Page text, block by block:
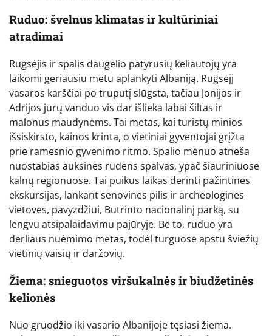
Ruduo: švelnus klimatas ir kultūriniai
atradimai
Rugsėjis ir spalis daugelio patyrusių keliautojų yra
laikomi geriausiu metu aplankyti Albaniją. Rugsėjį
vasaros karščiai po truputį slūgsta, tačiau Jonijos ir
Adrijos jūrų vanduo vis dar išlieka labai šiltas ir
malonus maudynėms. Tai metas, kai turistų minios
išsiskirsto, kainos krinta, o vietiniai gyventojai grįžta
prie ramesnio gyvenimo ritmo. Spalio mėnuo atneša
nuostabias auksines rudens spalvas, ypač šiauriniuose
kalnų regionuose. Tai puikus laikas derinti pažintines
ekskursijas, lankant senovines pilis ir archeologines
vietoves, pavyzdžiui, Butrinto nacionalinį parką, su
lengvu atsipalaidavimu pajūryje. Be to, ruduo yra
derliaus nuėmimo metas, todėl turguose apstu šviežių
vietinių vaisių ir daržovių.
Žiema: snieguotos viršukalnės ir biudžetinės
kelionės
Nuo gruodžio iki vasario Albanijoje tęsiasi žiema.